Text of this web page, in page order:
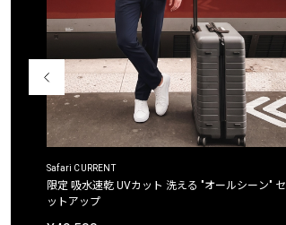
Safari CURRENT
限定 吸水速乾 UVカット 洗える "オールシーン" セ
ットアップ